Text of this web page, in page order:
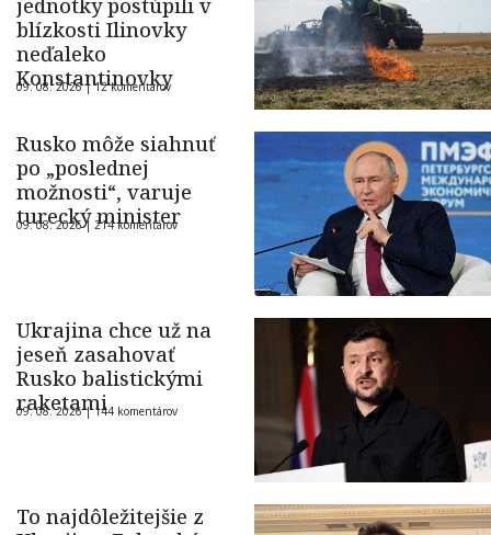
jednotky postúpili v
blízkosti Ilinovky
neďaleko
Konstantinovky
09. 08. 2026 |12 komentárov
Rusko môže siahnuť
po „poslednej
možnosti“, varuje
turecký minister
09. 08. 2026 | 214 komentárov
Ukrajina chce už na
jeseň zasahovať
Rusko balistickými
raketami
09. 08. 2026 |144 komentárov
To najdôležitejšie z